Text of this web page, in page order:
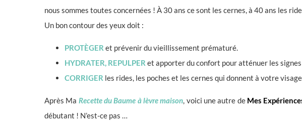
nous sommes toutes concernées ! À 30 ans ce sont les cernes, à 40 ans les
Un bon contour des yeux doit :
PROTÈGER et prévenir du vieillissement prématuré.
HYDRATER, REPULPER et apporter du confort pour atténuer les
CORRIGER les rides, les poches et les cernes qui donnent à votre
Après Ma Recette du Baume à lèvre maison, voici une autre de Mes
débutant ! N’est-ce pas …